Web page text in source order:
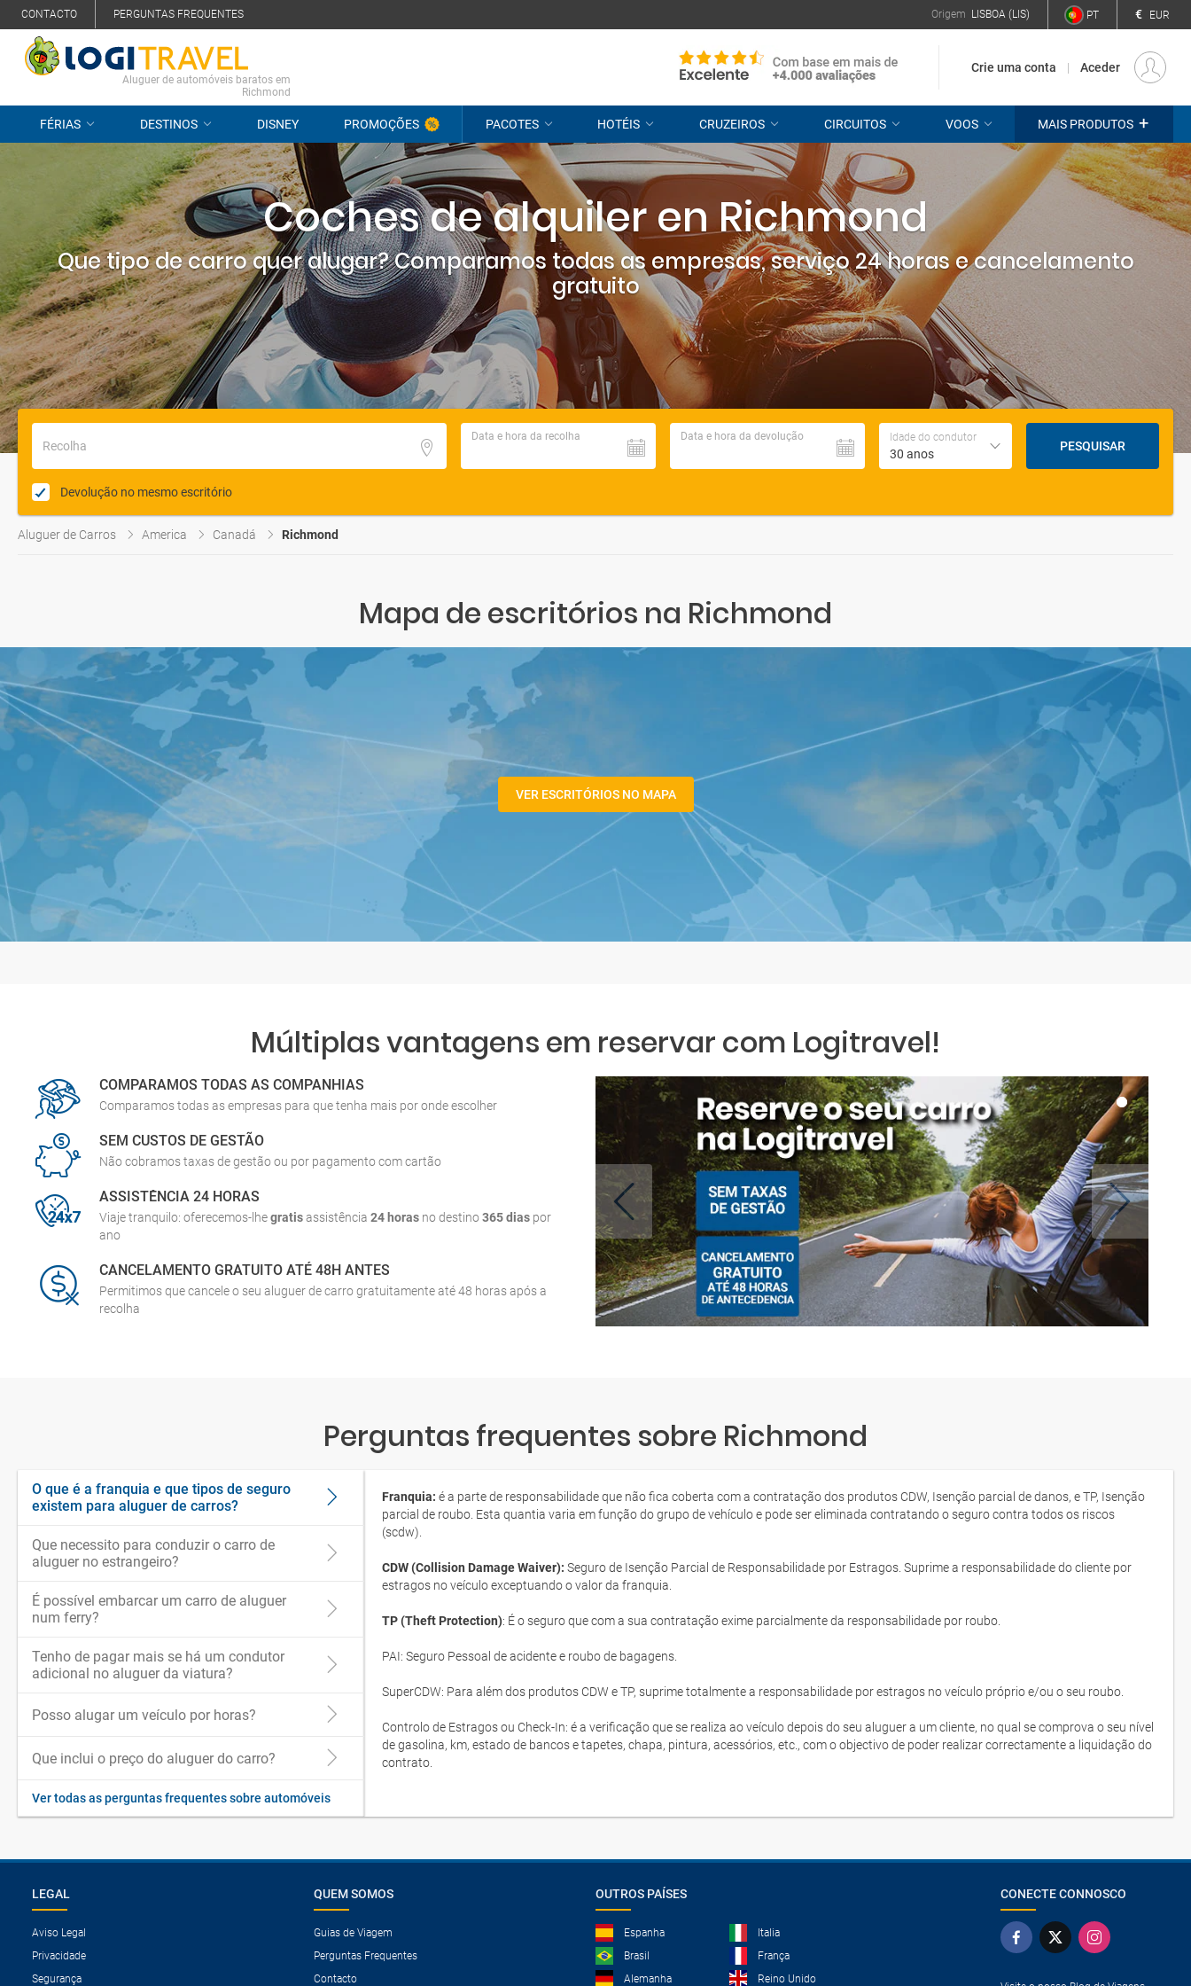
CONTACTO PERGUNTAS FREQUENTES Origem LISBOA (LIS) PT € EUR
Aluguer de automóveis baratos em
Richmond
Crie uma conta Aceder
FÉRIAS DESTINOS DISNEY PROMOÇÕES PACOTES HOTÉIS CRUZEIROS CIRCUITOS VOOS MAIS PRODUTOS +
Coches de alquiler en Richmond
Que tipo de carro quer alugar? Comparamos todas as empresas, serviço 24 horas e cancelamento
gratuito
Recolha
Data e hora da recolha Data e hora da devolução Idade do condutor
30 anos
PESQUISAR
Devolução no mesmo escritório
Aluguer de Carros America Canadá Richmond
Mapa de escritórios na Richmond
VER ESCRITÓRIOS NO MAPA
Múltiplas vantagens em reservar com Logitravel!
COMPARAMOS TODAS AS COMPANHIAS
Comparamos todas as empresas para que tenha mais por onde escolher
SEM CUSTOS DE GESTÃO
Não cobramos taxas de gestão ou por pagamento com cartão
ASSISTÊNCIA 24 HORAS
Viaje tranquilo: oferecemos-lhegratisassistência 24 horas no destino365 dias por
ano
CANCELAMENTO GRATUITO ATÉ 48H ANTES
Permitimos que cancele o seu aluguer de carro gratuitamente até 48 horas após a
recolha
Perguntas frequentes sobre Richmond
O que é a franquia e que tipos de seguro
existem para aluguer de carros?
Que necessito para conduzir o carro de
aluguer no estrangeiro?
É possível embarcar um carro de aluguer
num ferry?
Tenho de pagar mais se há um condutor
adicional no aluguer da viatura?
Posso alugar um veículo por horas?
Que inclui o preço do aluguer do carro?
Ver todas as perguntas frequentes sobre automóveis
Franquia:é a parte de responsabilidade que não fica coberta com a contratação dos produtos CDW, Isenção parcial de danos, e TP, Isenção
parcial de roubo. Esta quantia varia em função do grupo de vehículo e pode ser eliminada contratando o seguro contra todos os riscos
(scdw).
CDW (Collision Damage Waiver): Seguro de Isenção Parcial de Responsabilidade por Estragos. Suprime a responsabilidade do cliente por
estragos no veículo exceptuando o valor da franquia.
TP (Theft Protection): É o seguro que com a sua contratação exime parcialmente da responsabilidade por roubo.
PAI: Seguro Pessoal de acidente e roubo de bagagens.
SuperCDW: Para além dos produtos CDW e TP, suprime totalmente a responsabilidade por estragos no veículo próprio e/ou o seu roubo.
Controlo de Estragos ou Check-In: é a verificação que se realiza ao veículo depois do seu aluguer a um cliente, no qual se comprova o seu nível
de gasolina, km, estado de bancos e tapetes, chapa, pintura, acessórios, etc., com o objectivo de poder realizar correctamente a liquidação do
contrato.
LEGAL
Aviso Legal
Privacidade
Segurança
QUEM SOMOS
Guias de Viagem
Perguntas Frequentes
Contacto
OUTROS PAÍSES
Espanha
Italia
Brasil
França
Alemanha
Reino Unido
CONECTE CONNOSCO